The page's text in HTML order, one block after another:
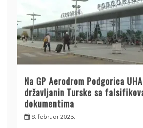
Na GP Aerodrom Podgorica
državljanin Turske sa
dokumentima
8. februar 2025.